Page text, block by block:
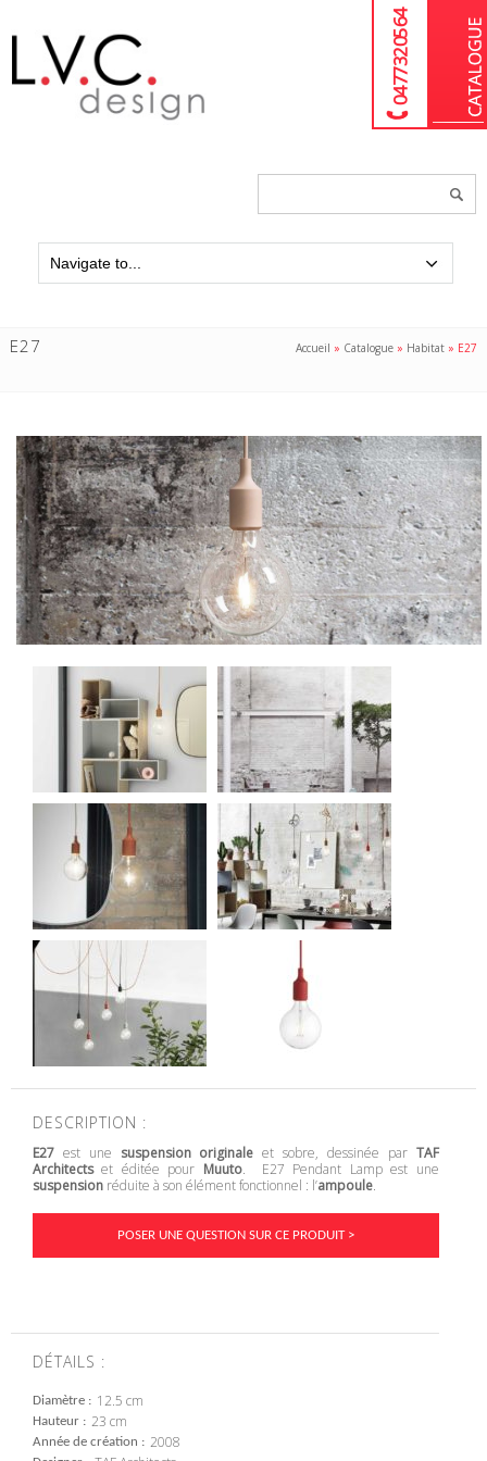
04 77 32 05 64
E27 Accueil » Catalogue » Habitat » E27
DESCRIPTION :
E27 est une suspension originale et sobre, dessinée par TAF
Architectset éditée pour Muuto. E27 Pendant Lamp est une
suspension réduite à son élément fonctionnel : l’ampoule.
POSER UNE QUESTION SUR CE PRODUIT >
DÉTAILS :
Diamètre 12.5 cm
Hauteur 23 cm
Année de création 2008